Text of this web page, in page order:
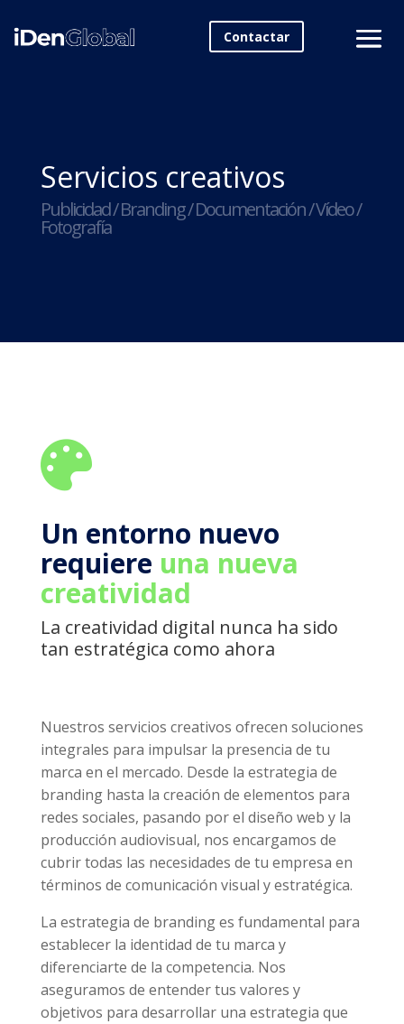
Contactar
Servicios creativos
Publicidad / Branding / Documentación / Vídeo /
Fotografía

Un entorno nuevo
requiere una nueva
creatividad
La creatividad digital nunca ha sido
tan estratégica como ahora
Nuestros servicios creativos ofrecen soluciones
integrales para impulsar la presencia de tu
marca en el mercado. Desde la estrategia de
branding hasta la creación de elementos para
redes sociales, pasando por el diseño web y la
producción audiovisual, nos encargamos de
cubrir todas las necesidades de tu empresa en
términos de comunicación visual y estratégica.
La estrategia de branding es fundamental para
establecer la identidad de tu marca y
diferenciarte de la competencia. Nos
aseguramos de entender tus valores y
objetivos para desarrollar una estrategia que